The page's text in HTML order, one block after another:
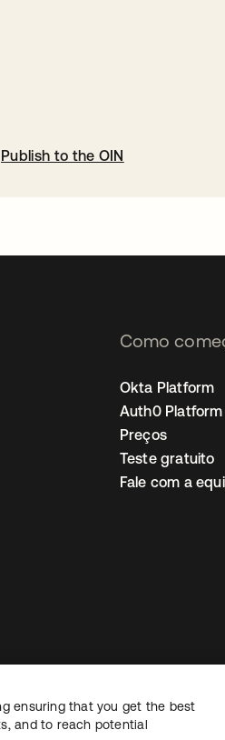
Publish to the OIN
Como
Okta Platform
Auth0 Platform
Preços
Teste gratuito
Fale com a
Termos do siteSegurança
ensuring that you get the best
and to reach potential